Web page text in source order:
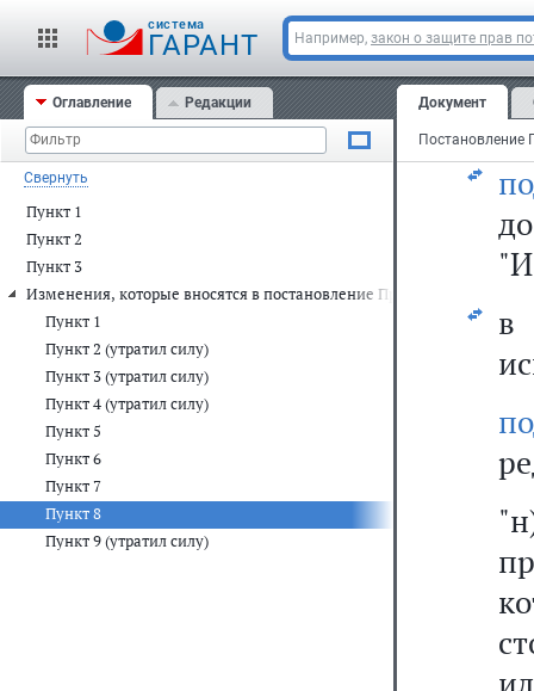
cистема
ГАРАНТ Например, закон о защите прав
Оглавление Редакции
Свернуть
Пункт 1
Пункт 2
Пункт 3
Изменения, которые вносятся в постановление Правительства
Пункт 1
Пункт 2 (утратил силу)
Пункт 3 (утратил силу)
Пункт 4 (утратил силу)
Пункт 5
Пункт 6
Пункт 7
Пункт 8
Пункт 9 (утратил силу)
Документ